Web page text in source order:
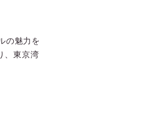
の魅力を
、東京湾